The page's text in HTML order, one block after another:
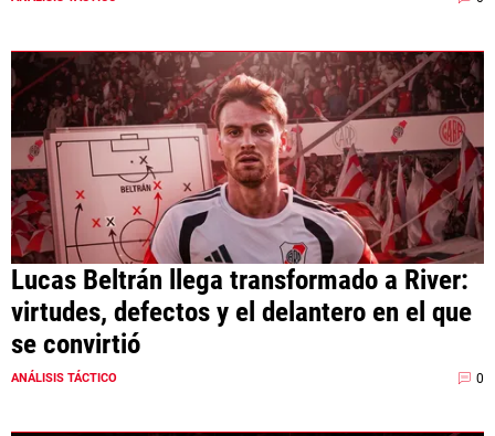
Lucas Beltrán llega transformado a River:
virtudes, defectos y el delantero en el que
se convirtió
ANÁLISIS TÁCTICO 0